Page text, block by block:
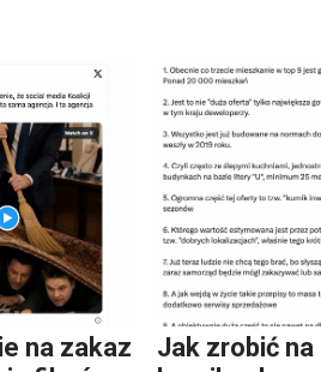
na zakaz
Jak zrobić na